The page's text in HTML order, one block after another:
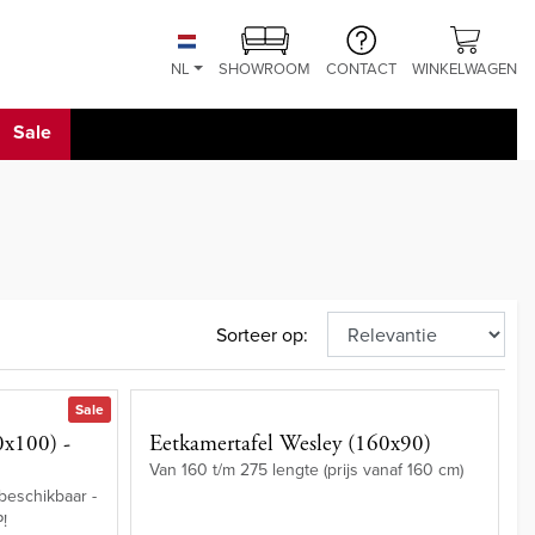
NL SHOWROOM CONTACT WINKELWAGEN
Sale
Sorteer op:
Sale
-
-
Eetkamertafel Wesley (160x90)
Van 160 t/m 275 lengte (prijs vanaf 160 cm)